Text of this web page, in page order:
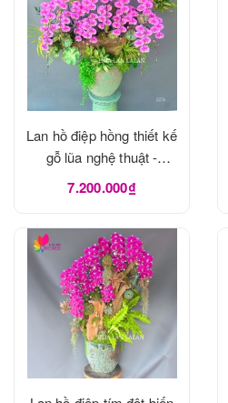
Lan hồ điệp hồng thiết kế
gỗ lũa nghệ thuật -
LHD1273
7.200.000₫